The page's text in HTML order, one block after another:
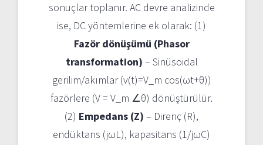
sonuçlar toplanır. AC devre analizinde
ise, DC yöntemlerine ek olarak: (1)
Fazör dönüşümü (Phasor
transformation) – Sinüsoidal
gerilim/akımlar (v(t)=V_m cos(ωt+θ))
fazörlere (V = V_m ∠θ) dönüştürülür.
(2) Empedans (Z) – Direnç (R),
endüktans (jωL), kapasitans (1/jωC)